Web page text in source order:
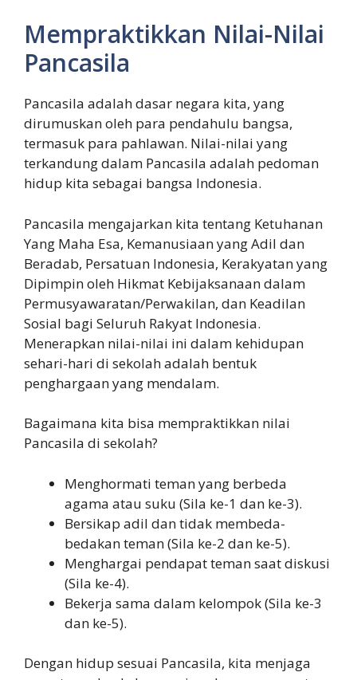
Mempraktikkan Nilai-Nilai
Pancasila
Pancasila adalah dasar negara kita, yang
dirumuskan oleh para pendahulu bangsa,
termasuk para pahlawan. Nilai-nilai yang
terkandung dalam Pancasila adalah pedoman
hidup kita sebagai bangsa Indonesia.
Pancasila mengajarkan kita tentang Ketuhanan
Yang Maha Esa, Kemanusiaan yang Adil dan
Beradab, Persatuan Indonesia, Kerakyatan yang
Dipimpin oleh Hikmat Kebijaksanaan dalam
Permusyawaratan/Perwakilan, dan Keadilan
Sosial bagi Seluruh Rakyat Indonesia.
Menerapkan nilai-nilai ini dalam kehidupan
sehari-hari di sekolah adalah bentuk
penghargaan yang mendalam.
Bagaimana kita bisa mempraktikkan nilai
Pancasila di sekolah?
Menghormati teman yang berbeda
agama atau suku (Sila ke-1 dan ke-3).
Bersikap adil dan tidak membeda-
bedakan teman (Sila ke-2 dan ke-5).
Menghargai pendapat teman saat diskusi
(Sila ke-4).
Bekerja sama dalam kelompok (Sila ke-3
dan ke-5).
Dengan hidup sesuai Pancasila, kita menjaga